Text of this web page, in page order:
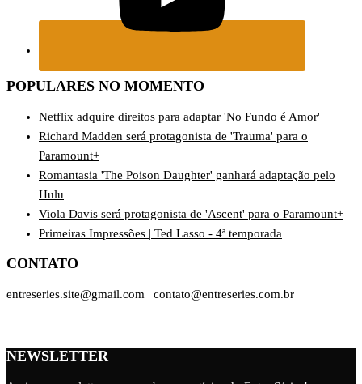
POPULARES NO MOMENTO
Netflix adquire direitos para adaptar 'No Fundo é Amor'
Richard Madden será protagonista de 'Trauma' para o
Paramount+
Romantasia 'The Poison Daughter' ganhará adaptação pelo
Hulu
Viola Davis será protagonista de 'Ascent' para o Paramount+
Primeiras Impressões | Ted Lasso - 4ª temporada
CONTATO
entreseries.site@gmail.com | contato@entreseries.com.br
NEWSLETTER